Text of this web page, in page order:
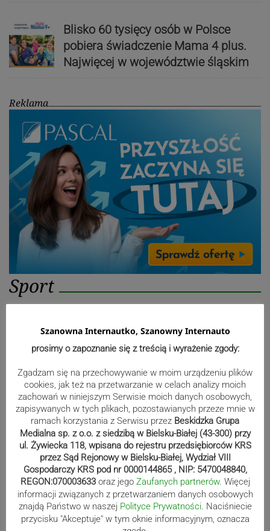
Blisko 60 tysięcy osób w Polsce
pobiera świadczenie Mama 4 plus.
Najwięcej w województwie śląskim
Reklama
Sport
Mistrzowie świata z MCK Żywiec!
ZDJĘCIA
Bracia Szejowie ruszają po kolejne
punkty. Liderzy mistrzostw
wystartują w Rajdzie Rzeszowskim
80-lecie Soły Kobiernice. Będzie się
działo! SZCZEGÓŁOWY PROGRAM
Szanowna Internautko, Szanowny Internauto
prosimy o zapoznanie się z treścią i wyrażenie zgody:
Zgadzam się na przechowywanie w moim urządzeniu plików
cookies, jak też na przetwarzanie w celach analizy moich
zachowań w niniejszym Serwisie moich danych osobowych,
zapisywanych w tych plikach, pozostawianych przeze mnie w
ramach korzystania z Serwisu przez Beskidzka Grupa
Medialna sp. z o.o. z siedzibą w Bielsku-Białej (43-300) przy
ul. Żywiecka 118, wpisana do rejestru przedsiębiorców KRS
przez Sąd Rejonowy w Bielsku-Białej, Wydział VIII
Gospodarczy KRS pod nr 0000144865 , NIP: 5470048840,
REGON:070003633 oraz jego Zaufanych partnerów. Więcej
informacji związanych z przetwarzaniem danych osobowych
znajdą Państwo w naszej Polityce Prywatności. Naciśniecie
przycisku "Akceptuje" w tym oknie informacyjnym, oznacza